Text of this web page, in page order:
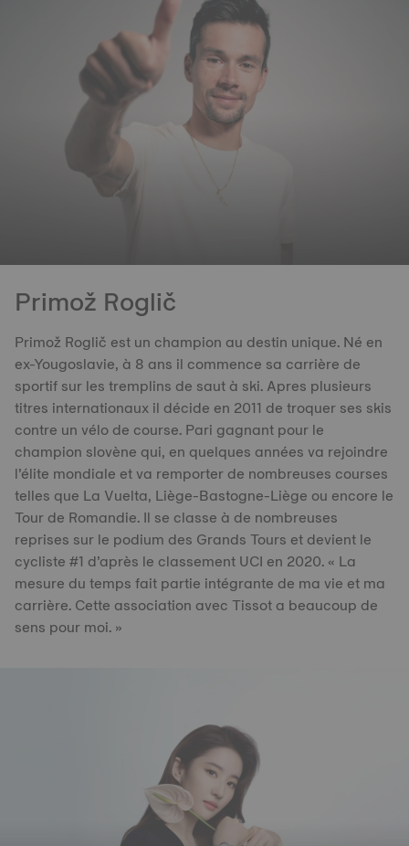
Primož Roglič
Primož Roglič est un champion au destin unique. Né en
ex-Yougoslavie, à 8 ans il commence sa carrière de
sportif sur les tremplins de saut à ski. Apres plusieurs
titres internationaux il décide en 2011 de troquer ses skis
contre un vélo de course. Pari gagnant pour le
champion slovène qui, en quelques années va rejoindre
l’élite mondiale et va remporter de nombreuses courses
telles que La Vuelta, Liège-Bastogne-Liège ou encore le
Tour de Romandie. Il se classe à de nombreuses
reprises sur le podium des Grands Tours et devient le
cycliste #1 d’après le classement UCI en 2020. « La
mesure du temps fait partie intégrante de ma vie et ma
carrière. Cette association avec Tissot a beaucoup de
sens pour moi. »